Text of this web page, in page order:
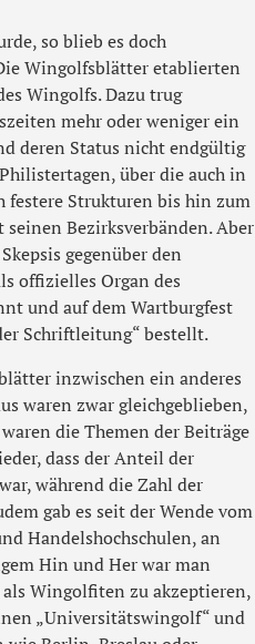
so blieb es doch
Wingolfsblätter etablierten
Wingolfs. Dazu trug
mehr oder weniger ein
deren Status nicht endgültig
über die auch in
Strukturen bis hin zum
Bezirksverbänden. Aber
gegenüber den
offizielles Organ des
und auf dem Wartburgfest
Schriftleitung“ bestellt.
inzwischen ein anderes
waren zwar gleichgeblieben,
die Themen der Beiträge
dass der Anteil der
während die Zahl der
gab es seit der Wende vom
Handelshochschulen, an
Hin und Her war man
Wingolfiten zu akzeptieren,
„Universitätswingolf“ und